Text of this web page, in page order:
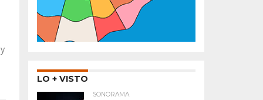
LO + VISTO
SONORAMA